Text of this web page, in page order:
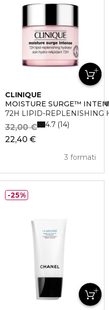
MOISTURIZING LOTION
CLINIQUE
MOISTURE SURGE™
72H LIPID-REPLENISHING
22,40 €
32,00 €
3 formati
4.7 14
25%